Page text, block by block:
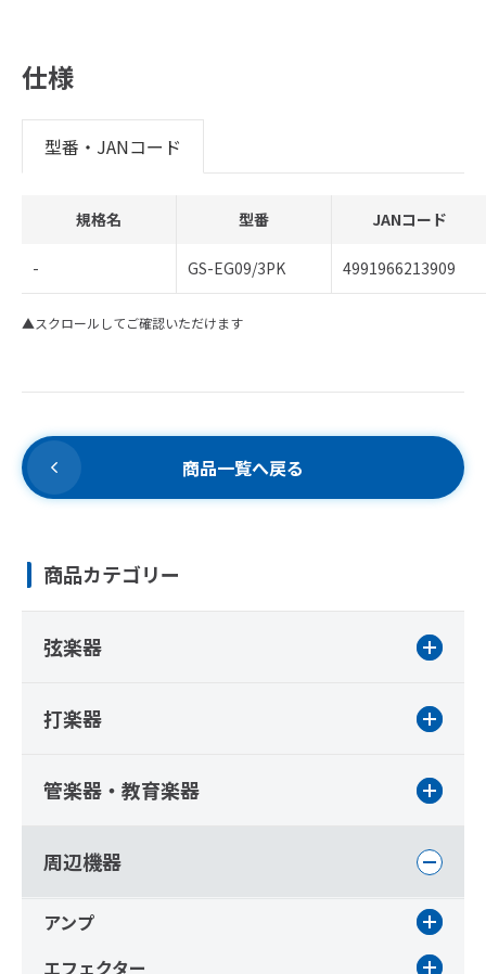
仕様
型番・JANコード
規格名 型番 JANコード
- GS-EG09/3PK 4991966213909
▲スクロールしてご確認いただけます
商品一覧へ戻る
商品カテゴリー
弦楽器
打楽器
管楽器・教育楽器
周辺機器
アンプ
エフェクター